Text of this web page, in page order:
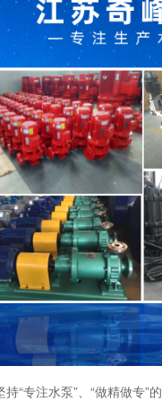
持“专注水泵”、“做精做专